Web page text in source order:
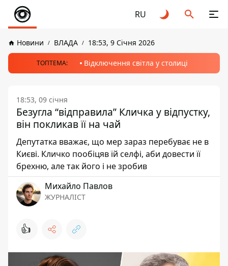
RU
Новини ВЛАДА 18:53, 9 Січня 2026
ТОПТЕМА: Відключення світла у столиці
18:53, 09 січня
Безугла “відправила” Кличка у відпустку,
він покликав її на чай
Депутатка вважає, що мер зараз перебуває не в
Києві. Кличко пообіцяв їй селфі, аби довести її
брехню, але так його і не зробив
Михайло Павлов
ЖУРНАЛІСТ
👍